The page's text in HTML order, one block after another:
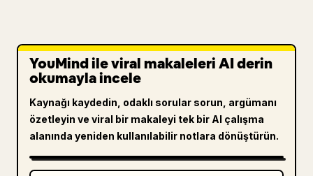
YouMind ile viral makaleleri AI derin
okumayla incele
Kaynağı kaydedin, odaklı sorular sorun, argümanı
özetleyin ve viral bir makaleyi tek bir AI çalışma
alanında yeniden kullanılabilir notlara dönüştürün.